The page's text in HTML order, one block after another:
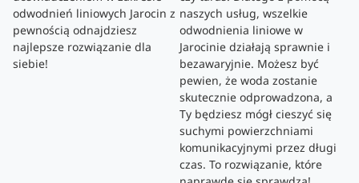
odwodnień liniowych Jarocin z
pewnością odnajdziesz
najlepsze rozwiązanie dla
siebie!
naszych usług, wszelkie
odwodnienia liniowe w
Jarocinie działają sprawnie i
bezawaryjnie. Możesz być
pewien, że woda zostanie
skutecznie odprowadzona, a
Ty będziesz mógł cieszyć się
suchymi powierzchniami
komunikacyjnymi przez długi
czas. To rozwiązanie, które